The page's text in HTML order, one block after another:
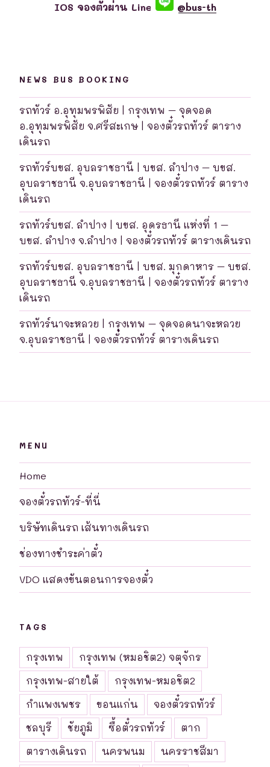
IOS จองตั๋วผ่าน Line
@bus-th
NEWS BUS BOOKING
รถทัวร์ อ.อุทุมพรพิสัย | กรุงเทพ – จุดจอด
อ.อุทุมพรพิสัย จ.ศรีสะเกษ | จองตั๋วรถทัวร์ ตาราง
เดินรถ
รถทัวร์บขส. อุบลราชธานี | บขส. ลำปาง – บขส.
อุบลราชธานี จ.อุบลราชธานี | จองตั๋วรถทัวร์ ตาราง
เดินรถ
รถทัวร์บขส. ลำปาง | บขส. อุดรธานี แห่งที่ 1 –
บขส. ลำปาง จ.ลำปาง | จองตั๋วรถทัวร์ ตารางเดินรถ
รถทัวร์บขส. อุบลราชธานี | บขส. มุกดาหาร – บขส.
อุบลราชธานี จ.อุบลราชธานี | จองตั๋วรถทัวร์ ตาราง
เดินรถ
รถทัวร์นาจะหลวย | กรุงเทพ – จุดจอดนาจะหลวย
จ.อุบลราชธานี | จองตั๋วรถทัวร์ ตารางเดินรถ
MENU
Home
จองตั๋วรถทัวร์-ที่นี่
บริษัทเดินรถ เส้นทางเดินรถ
ช่องทางชำระค่าตั๋ว
VDO แสดงขันตอนการจองตั๋ว
TAGS
กรุงเทพ
กรุงเทพ (หมอชิต2) จตุจักร
กรุงเทพ-สายใต้
กรุงเทพ-หมอชิต2
กำแพงเพชร
ขอนแก่น
จองตั๋วรถทัวร์
ชลบุรี
ชัยภูมิ ซื้อตั๋วรถทัวร์
ตาก
ตารางเดินรถ
นครพนม
นครราชสีมา